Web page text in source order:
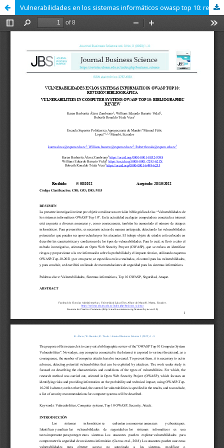
Vulnerabilidades en los sistemas informáticos owasp top 10: revisión bibliográfica